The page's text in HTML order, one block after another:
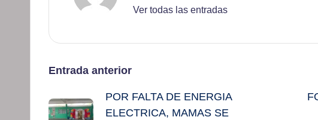
Ver todas las entradas
Navegación
de
Entrada anterior
POR FALTA DE ENERGIA
ELECTRICA, MAMAS SE